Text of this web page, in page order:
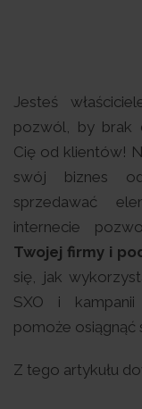
Jesteś
pozwól, by brak
Cię od klientów!
swój biznes
sprzedawać
internecie
Twojej firmy i
się, jak
SXO i kampanii
pomoże osiągnąć
Z tego artykułu